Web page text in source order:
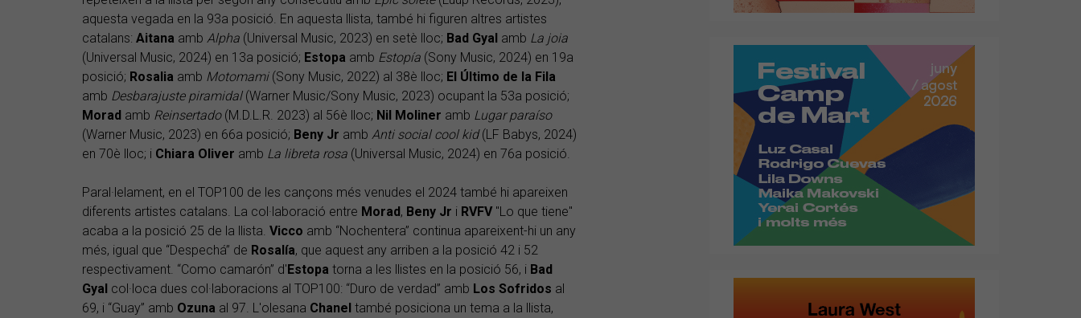
aquesta vegada en la 93a posició. En aquesta llista, també hi figuren altres artistes
catalans: Aitana amb Alpha (Universal Music, 2023) en setè lloc; Bad Gyal amb La joia
(Universal Music, 2024) en 13a posició; Estopa amb Estopía (Sony Music, 2024) en 19a
posició; Rosalia amb Motomami(Sony Music, 2022) al 38è lloc; El Último de la Fila
amb Desbarajuste piramidal(Warner Music/Sony Music, 2023) ocupant la 53a posició;
Morad amb Reinsertado(M.D.L.R. 2023) al 56è lloc; Nil Moliner amb Lugar paraíso
(Warner Music, 2023) en 66a posició; Beny Jr amb Anti social cool kid(LF Babys, 2024)
en 70è lloc; i Chiara Oliver amb La libreta rosa (Universal Music, 2024) en 76a posició.
Paral·lelament, en el TOP100 de les cançons més venudes el 2024 també hi apareixen
diferents artistes catalans. La col·laboració entre Morad, Beny Jr i RVFV "Lo que tiene"
acaba a la posició 25 de la llista. Vicco amb “Nochentera” continua apareixent-hi un any
més, igual que “Despechá” de Rosalía, que aquest any arriben a la posició 42 i 52
respectivament. “Como camarón” d'Estopa torna a les llistes en la posició 56, i Bad
Gyal col·loca dues col·laboracions al TOP100: “Duro de verdad” amb Los Sofridos al
69, i “Guay” amb Ozuna al 97. L'olesana Chanel també posiciona un tema a la llista,